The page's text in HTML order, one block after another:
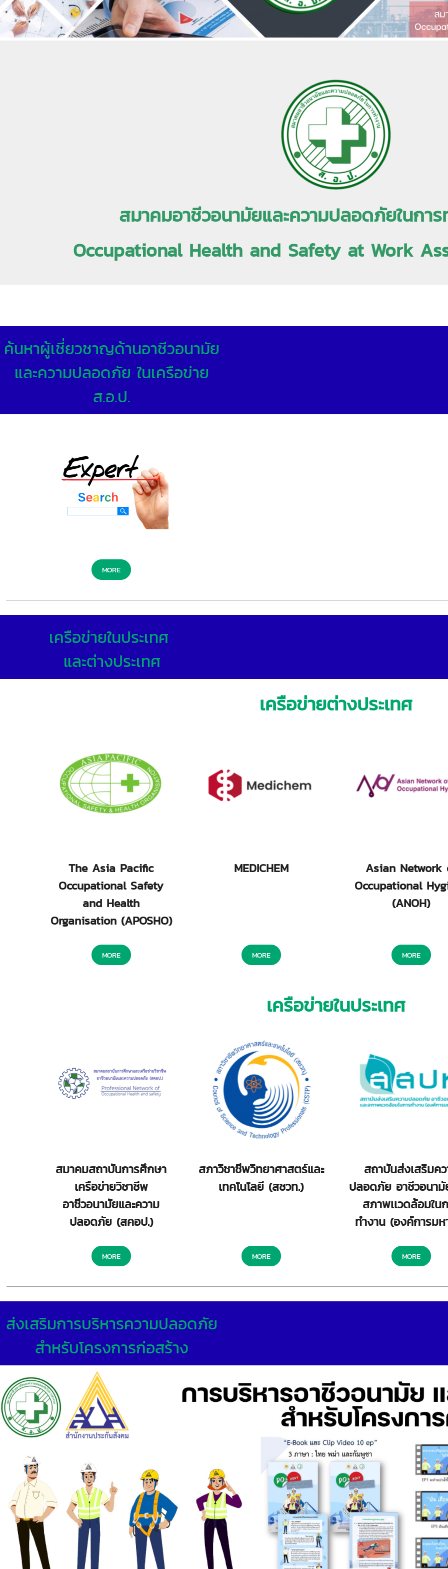
สมาคมอาชีวอนามัยและความปลอดภัยในกา
Occupational Health and Safety at Work
ค้นหาผู้เชี่ยวชาญด้านอาชีวอนามัย
และความปลอดภัย ในเครือข่าย
ส.อ.ป.
MORE
เครือข่ายในประเทศ
และต่างประเทศ
เครือข่ายต่างประเทศ
The Asia Pacific
Occupational Safety
and Health
Organisation (APOSHO)
MORE
MEDICHEM
MORE
Asian Network
Occupational
(ANOH)
MORE
เครือข่ายในประเทศ
สมาคมสถาบันการศึกษา
เครือข่ายวิชาชีพ
อาชีวอนามัยและความ
ปลอดภัย (สคอป.)
MORE
สภาวิชาชีพวิทยาศาสตร์และ
เทคโนโลยี (สชวท.)
MORE
สถาบันส่งเสริมค
ปลอดภัย อาชีวอนามั
สภาพเเวดล้อมใน
ทำงาน (องค์การมห
MORE
ส่งเสริมการบริหารความปลอดภัย
สำหรับโครงการก่อสร้าง